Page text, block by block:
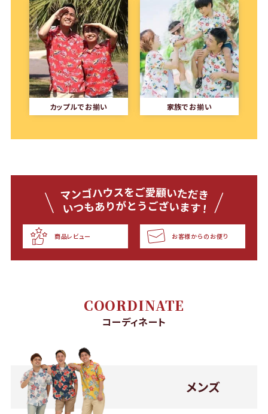
カップルでお揃い 家族でお揃い
商品レビュー お客様からのお便り
COORDINATE
コーディネート
メンズ